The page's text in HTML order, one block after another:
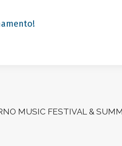
MUSIC FESTIVAL &